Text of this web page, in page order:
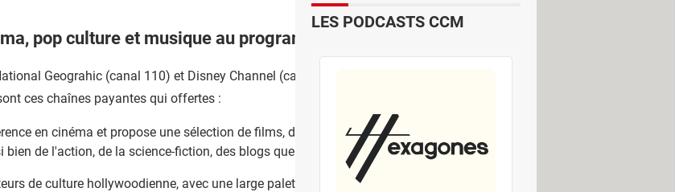
pop culture et musique au programme
Geograhic (canal 110) et Disney Channel (canal 90) gratuitement aux abonnés ne
ces chaînes payantes qui offertes :
en cinéma et propose une sélection de films, de séries et du divertissement pour un
de l'action, de la science-fiction, des blogs que de la comédie pour toute la famille.
de culture hollywoodienne, avec une large palette de téléréalités et autres émissions de
LES PODCASTS CCM